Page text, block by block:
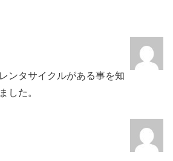
ンタサイクルがある事を知
した。